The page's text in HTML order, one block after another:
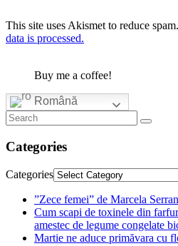
This site uses Akismet to reduce spam.
data is processed.
Buy me a coffee!
Română
Categories
Categories
”Zece femei” de Marcela
Cum scapi de toxinele din
amestec de legume congelate
Martie ne aduce primăvara cu